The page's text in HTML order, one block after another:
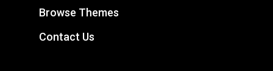
Browse Themes
Contact Us